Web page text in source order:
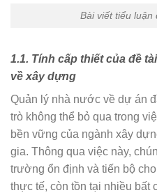
Bài viết tiểu luận
1.1. Tính cấp thiết của đề
về xây dựng
Quản lý nhà nước về dự án
trò không thể bỏ qua trong
bền vững của ngành xây
gia. Thông qua việc này,
trường ổn định và tiến bộ
thực tế, còn tồn tại nhiều bất